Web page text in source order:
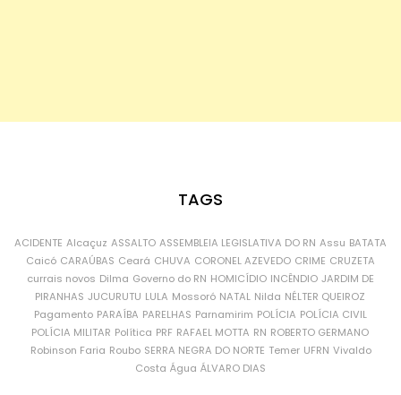
TAGS
ACIDENTE Alcaçuz ASSALTO ASSEMBLEIA LEGISLATIVA DO RN Assu BATATA
Caicó CARAÚBAS Ceará CHUVA CORONEL AZEVEDO CRIME CRUZETA
currais novos Dilma Governo do RN HOMICÍDIO INCÊNDIO JARDIM DE
PIRANHAS JUCURUTU LULA Mossoró NATAL Nilda NÉLTER QUEIROZ
Pagamento PARAÍBA PARELHAS Parnamirim POLÍCIA POLÍCIA CIVIL
POLÍCIA MILITAR Política PRF RAFAEL MOTTA RN ROBERTO GERMANO
Robinson Faria Roubo SERRA NEGRA DO NORTE Temer UFRN Vivaldo
Costa Água ÁLVARO DIAS